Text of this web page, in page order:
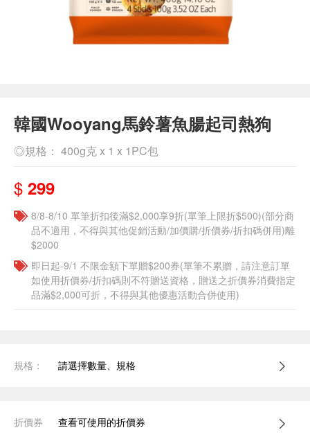
韓國Wooyang馬鈴薯魚腸起司熱狗
◎規格： 400g克 x 1 x 1PC包
$ 299
8/8-8/10 單筆折扣後滿$2,000享9折(單筆上限折$500)(部分商
品不適用，不得與其他促銷活動/加價購/折價券/折扣碼併用)離
$2000
即日起-9/1 不限金額下單贈$200券(單筆不累贈，請注意訂單
如使用折價券/折扣碼則不符贈送資格，贈送之折價券消費指定
品滿$2,000可折，不得與其他優惠活動合併使用)
規格： 請選擇數量、規格
折價券 查看可使用的折價券